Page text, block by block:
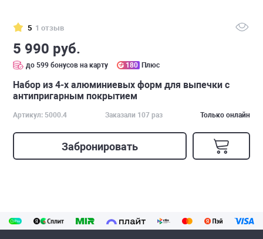
5 1 отзыв
5 990 руб.
до 599 бонусов на карту 180 Плюс
Набор из 4-х алюминиевых форм для выпечки с
антипригарным покрытием
Артикул: 5000.4 Заказали 107 раз Только онлайн
Забронировать